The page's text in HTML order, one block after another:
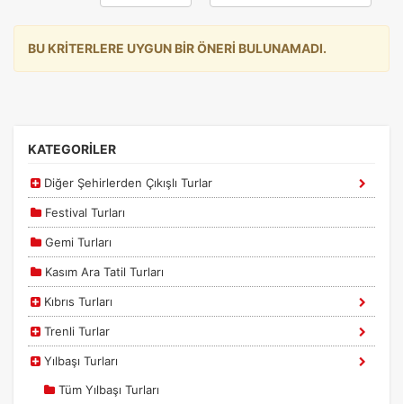
BU KRİTERLERE UYGUN BİR ÖNERİ BULUNAMADI.
KATEGORİLER
Diğer Şehirlerden Çıkışlı Turlar
Festival Turları
Gemi Turları
Kasım Ara Tatil Turları
Kıbrıs Turları
Trenli Turlar
Yılbaşı Turları
Tüm Yılbaşı Turları